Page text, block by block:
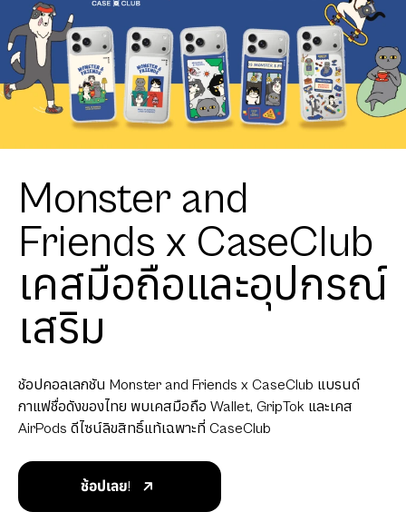
Monster and
Friends x CaseClub
เคสมือถือและอุปกรณ์
เสริม
ช้อปคอลเลกชัน Monster and Friends x CaseClub แบรนด์
กาแฟชื่อดังของไทย พบเคสมือถือ Wallet, GripTok และเคส
AirPods ดีไซน์ลิขสิทธิ์แท้เฉพาะที่ CaseClub
ช้อปเลย!